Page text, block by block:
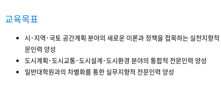
교육목표
시･지역･국토 공간계획 분야의 새로운 이론과 정책을 접목하는 실천지향적
문인력 양성
도시계획･도시교통･도시설계･도시환경 분야의 통합적 전문인력 양성
일반대학원과의 차별화를 통한 실무지향적 전문인력 양성